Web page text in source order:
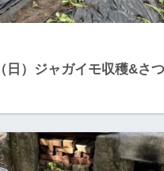
日）ジャガイモ収穫&さ